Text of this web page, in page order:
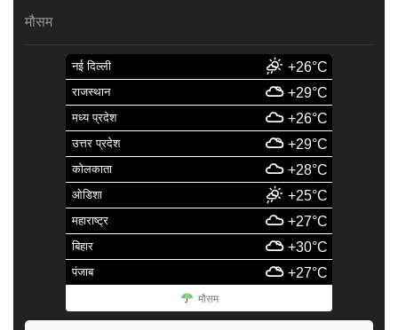
मौसम
नई दिल्ली +26°C
राजस्थान +29°C
मध्य प्रदेश +26°C
उत्तर प्रदेश +29°C
कोलकाता +28°C
ओडिशा +25°C
महाराष्ट्र +27°C
बिहार +30°C
पंजाब +27°C
मौसम